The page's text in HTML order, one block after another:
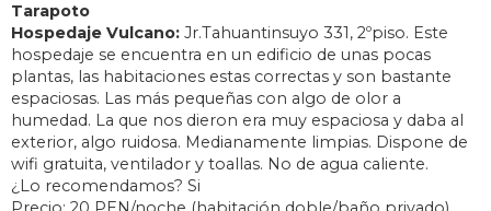
Tarapoto
Hospedaje Vulcano: Jr.Tahuantinsuyo 331, 2ºpiso. Este
hospedaje se encuentra en un edificio de unas pocas
plantas, las habitaciones estas correctas y son bastante
espaciosas. Las más pequeñas con algo de olor a
humedad. La que nos dieron era muy espaciosa y daba al
exterior, algo ruidosa. Medianamente limpias. Dispone de
wifi gratuita, ventilador y toallas. No de agua caliente.
¿Lo recomendamos? Si